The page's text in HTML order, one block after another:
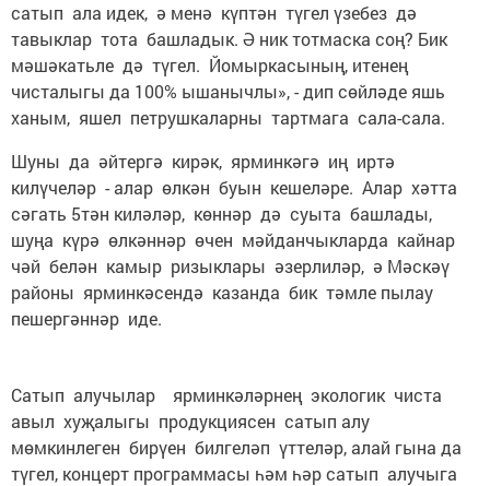
сатып ала идек, ә менә күптән түгел үзебез дә
тавыклар тота башладык. Ә ник тотмаска соң? Бик
мәшәкатьле дә түгел. Йомыркасының, итенең
чисталыгы да 100% ышанычлы», - дип сөйләде яшь
ханым, яшел петрушкаларны тартмага сала-сала.
Шуны да әйтергә кирәк, ярминкәгә иң иртә
килүчеләр - алар өлкән буын кешеләре. Алар хәтта
сәгать 5тән киләләр, көннәр дә суыта башлады,
шуңа күрә өлкәннәр өчен мәйданчыкларда кайнар
чәй белән камыр ризыклары әзерлиләр, ә Мәскәү
районы ярминкәсендә казанда бик тәмле пылау
пешергәннәр иде.
Сатып алучылар ярминкәләрнең экологик чиста
авыл хуҗалыгы продукциясен сатып алу
мөмкинлеген бирүен билгеләп үттеләр, алай гына да
түгел, концерт программасы һәм һәр сатып алучыга